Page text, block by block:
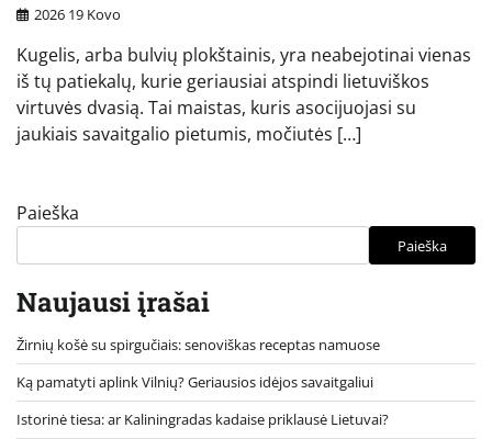
2026 19 Kovo
Kugelis, arba bulvių plokštainis, yra neabejotinai vienas
iš tų patiekalų, kurie geriausiai atspindi lietuviškos
virtuvės dvasią. Tai maistas, kuris asocijuojasi su
jaukiais savaitgalio pietumis, močiutės […]
Paieška
Paieška
Naujausi įrašai
Žirnių košė su spirgučiais: senoviškas receptas namuose
Ką pamatyti aplink Vilnių? Geriausios idėjos savaitgaliui
Istorinė tiesa: ar Kaliningradas kadaise priklausė Lietuvai?